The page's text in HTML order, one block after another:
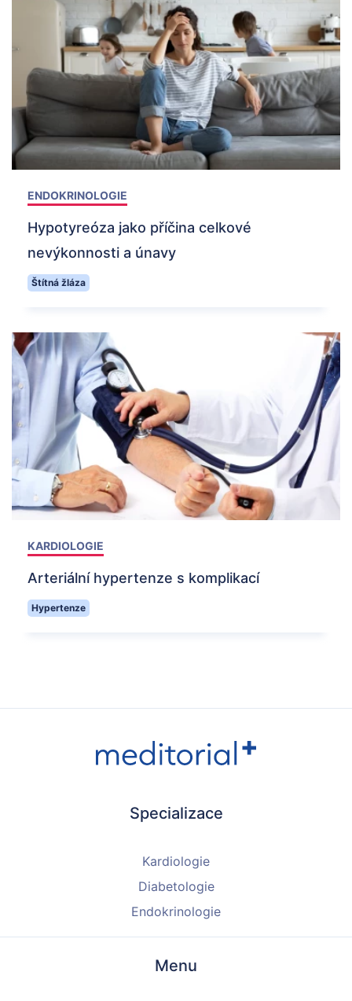
ENDOKRINOLOGIE
Hypotyreóza jako příčina celkové
nevýkonnosti a únavy
Štítná žláza
KARDIOLOGIE
Arteriální hypertenze s komplikací
Hypertenze
Specializace
Kardiologie
Diabetologie
Endokrinologie
Menu